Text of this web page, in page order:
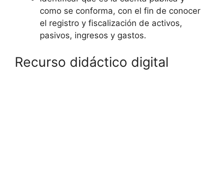
como se conforma, con el fin de conocer
el registro y fiscalización de activos,
pasivos, ingresos y gastos.
Recurso didáctico digital